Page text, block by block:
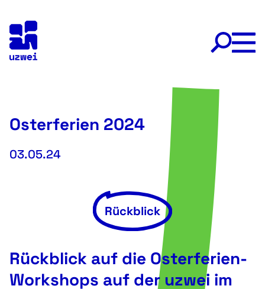
to
content
Osterferien 2024
03.05.24
Rückblick
Rückblick auf die Osterferien-
Workshops auf der uzwei im